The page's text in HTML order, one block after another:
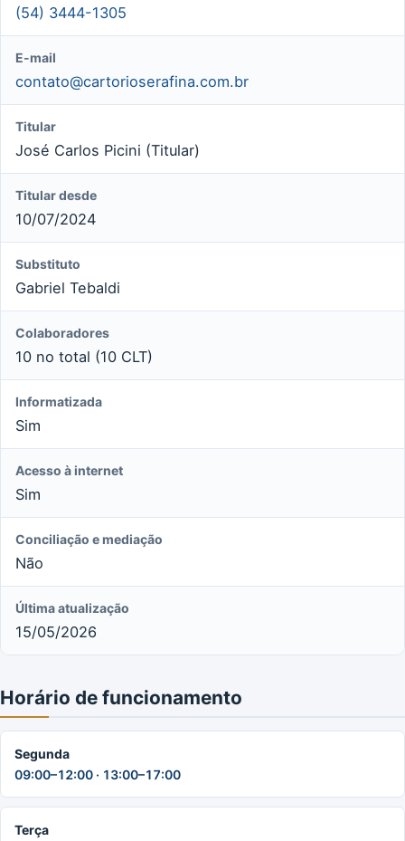
(54) 3444-1305
E-mail
contato@cartorioserafina.com.br
Titular
José Carlos Picini (Titular)
Titular desde
10/07/2024
Substituto
Gabriel Tebaldi
Colaboradores
10 no total (10 CLT)
Informatizada
Sim
Acesso à internet
Sim
Conciliação e mediação
Não
Última atualização
15/05/2026
Horário de funcionamento
Segunda
09:00–12:00 · 13:00–17:00
Terça